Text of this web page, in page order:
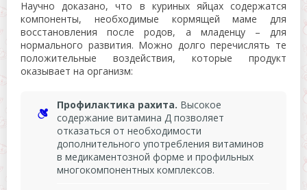
Научно доказано, что в куриных яйцах содержатся
компоненты, необходимые кормящей маме для
восстановления после родов, а младенцу – для
нормального развития. Можно долго перечислять те
положительные воздействия, которые продукт
оказывает на организм:
Профилактика рахита. Высокое
содержание витамина Д позволяет
отказаться от необходимости
дополнительного употребления витаминов
в медикаментозной форме и профильных
многокомпонентных комплексов.